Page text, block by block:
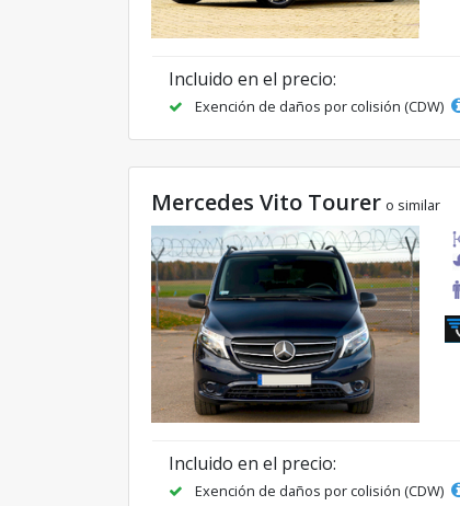
Incluido en el precio:
Exención de daños por colisión (CDW)
Mercedes Vito Tourer o similar
Incluido en el precio:
Exención de daños por colisión (CDW)